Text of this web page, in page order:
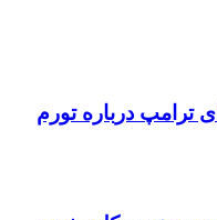
ترامپ درباره تورم